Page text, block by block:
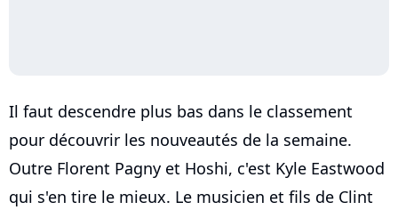
Il faut descendre plus bas dans le classement
pour découvrir les nouveautés de la semaine.
Outre Florent Pagny et Hoshi, c'est Kyle Eastwood
qui s'en tire le mieux. Le musicien et fils de Clint